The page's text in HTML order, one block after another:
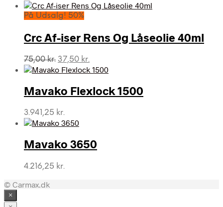
På Udsalg! 50%
Crc Af-iser Rens Og Låseolie 40ml
75,00kr. Den
oprindelige
var:
75,00 kr..
37,50 kr.
aktuelle
er:
37,50 kr..
Mavako Flexlock 1500
3.941,25 kr.
Mavako 3650
4.216,25 kr.
© Carmax.dk
×